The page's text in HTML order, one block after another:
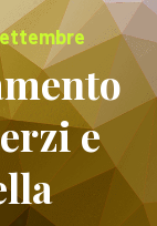
e